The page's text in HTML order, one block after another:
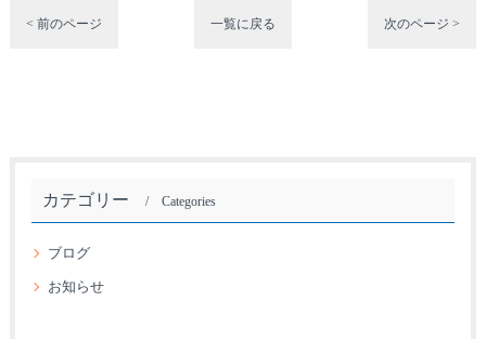
< 前のページ 一覧に戻る 次のページ >
カテゴリー Categories
ブログ
お知らせ